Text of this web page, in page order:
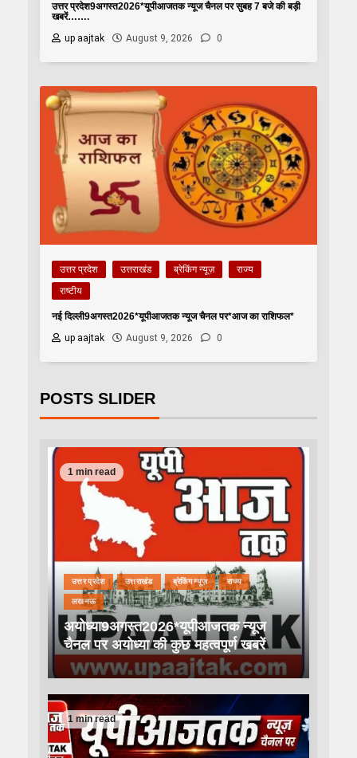
उत्तर प्रदेश9अगस्त2026*यूपीआजतक न्यूज चैनल पर सुबह 7 बजे की बड़ी
खबरें…….
up aajtak
August 9, 2026 0
उत्तर प्रदेश उत्तराखंड ब्रेकिंग न्यूज़
राज्य
राष्टीय
नई दिल्ली9अगस्त2026*यूपीआजतक न्यूज चैनल पर*आज का राशिफल*
up aajtak
August 9, 2026 0
POSTS SLIDER
1 min read
उत्तर प्रदेश उत्तराखंड ब्रेकिंग न्यूज़ राज्य
लखनऊ
अयोध्या9अगस्त2026*यूपीआजतक न्यूज
चैनल पर अयोध्या की कुछ महत्वपूर्ण खबरें
1 min read